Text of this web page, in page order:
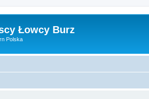
Łowcy Burz
Polska